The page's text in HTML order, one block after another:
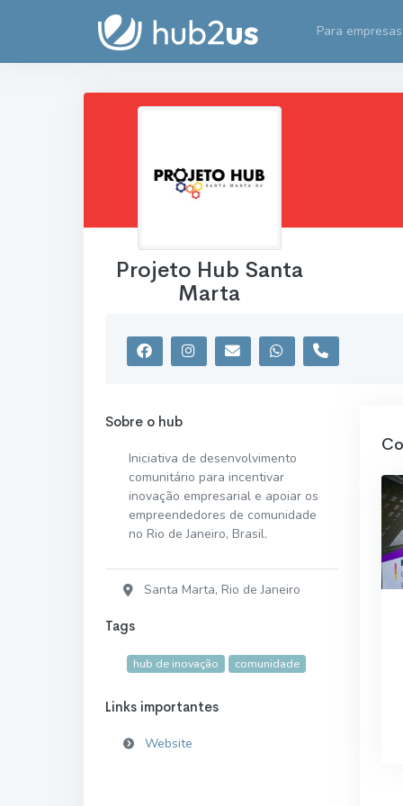
Para empresas
Projeto Hub Santa
Marta
Sobre o hub
Iniciativa de desenvolvimento
comunitário para incentivar
inovação empresarial e apoiar os
empreendedores de comunidade
no Rio de Janeiro, Brasil.
Santa Marta, Rio de Janeiro
Tags
hub de inovação comunidade
Links importantes
Website